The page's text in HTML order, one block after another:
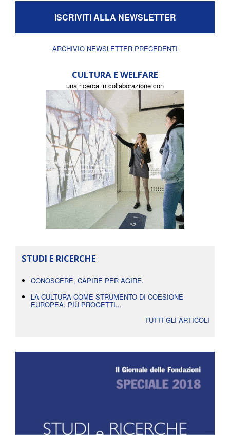
ISCRIVITI ALLA NEWSLETTER
ARCHIVIO NEWSLETTER PRECEDENTI
CULTURA E WELFARE
una ricerca in collaborazione con
STUDI E RICERCHE
CONOSCERE, CAPIRE PER AGIRE.
LA CULTURA COME STRUMENTO DI COESIONE
EUROPEA: PIÙ PROGETTI...
TUTTI GLI ARTICOLI